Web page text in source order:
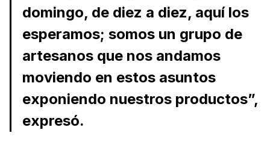
domingo, de diez a diez, aquí los
esperamos; somos un grupo de
artesanos que nos andamos
moviendo en estos asuntos
exponiendo nuestros productos”,
expresó.